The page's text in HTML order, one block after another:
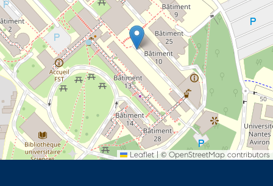
Leaflet © OpenStreetMap contributors